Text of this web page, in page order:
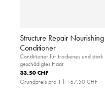
Structure Repair Nourishing
Conditioner
Conditioner für trockenes und stark
geschädigtes Haar
33.50 CHF
Grundpreis pro 1 l: 167.50 CHF